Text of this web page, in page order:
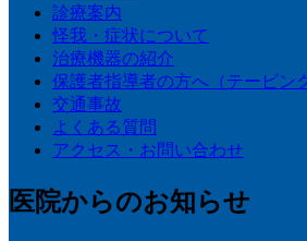
診療案内
怪我・症状について
治療機器の紹介
保護者指導者の方へ（テーピン
交通事故
よくある質問
アクセス・お問い合わせ
医院からのお知らせ